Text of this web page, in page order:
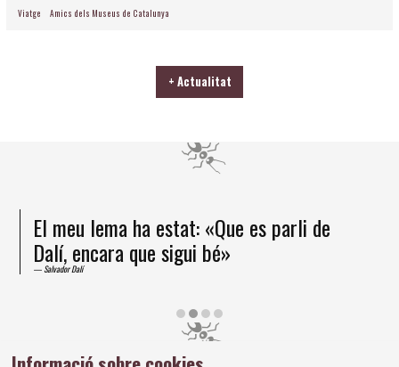
Viatge Amics dels Museus de Catalunya
+ Actualitat
He arribat a la certesa que la formiga és
un ésser superior
Salvador Dalí